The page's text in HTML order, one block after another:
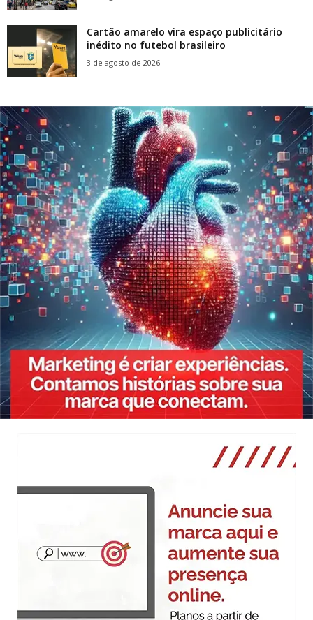
Cartão amarelo vira espaço publicitário
inédito no futebol brasileiro
3 de agosto de 2026